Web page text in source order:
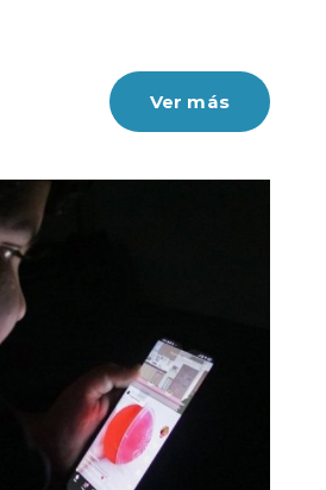
Ver más